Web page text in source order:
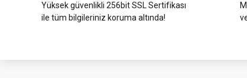
Yüksek güvenlikli 256bit SSL Sertifikası
ile tüm bilgileriniz koruma altında!